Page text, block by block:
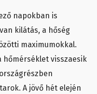
napokban is
kilátás, a hőség
maximumokkal.
visszaesik
A jövő hét elején